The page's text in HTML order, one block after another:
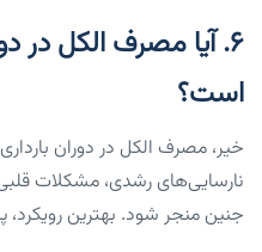
۶. آیا مصرف الکل در
است؟
خیر، مصرف الکل در دوران
نارسایی‌های رشدی، مشکلات
جنین منجر شود. بهترین